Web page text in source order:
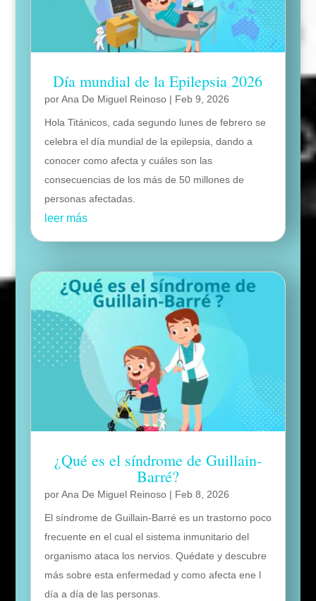
Día mundial de la Epilepsia 2026
porAna De Miguel Reinoso| Feb 9, 2026
Hola Titánicos, cada segundo lunes de febrero se
celebra el día mundial de la epilepsia, dando a
conocer como afecta y cuáles son las
consecuencias de los más de 50 millones de
personas afectadas.
leer más
¿Qué es el síndrome de Guillain-
Barré?
porAna De Miguel Reinoso| Feb 8, 2026
El síndrome de Guillain-Barré es un trastorno poco
frecuente en el cual el sistema inmunitario del
organismo ataca los nervios. Quédate y descubre
más sobre esta enfermedad y como afecta ene l
día a día de las personas.